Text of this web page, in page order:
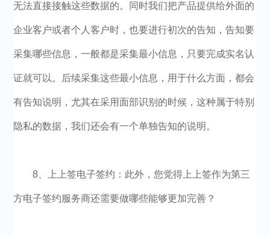
无法直接接触这些数据的。同时我们把产品提供给外面的
企业客户或者个人客户时，也要进行初次的告知，告知要
采集哪些信息，一般都是采集最小信息，只要完成实名认
证就可以。后续采集这些最小信息，用于什么方面，都会
有告知说明，尤其在采用面部识别的时候，这种属于特别
隐私的数据，我们还会有一个单独告知的说明。
8、上上签电子签约：此外，您觉得上上签作为第三
方电子签约服务商还需要做哪些能够更加完善？